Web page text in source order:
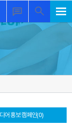
어 홍보 캠페인(0)